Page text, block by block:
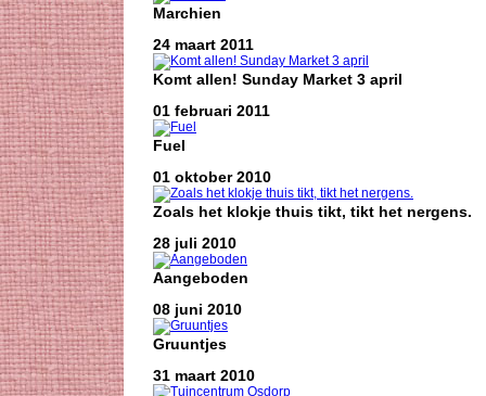
Marchien
24 maart 2011
Komt allen! Sunday Market 3 april
01 februari 2011
Fuel
01 oktober 2010
Zoals het klokje thuis tikt, tikt het nergens.
28 juli 2010
Aangeboden
08 juni 2010
Gruuntjes
31 maart 2010